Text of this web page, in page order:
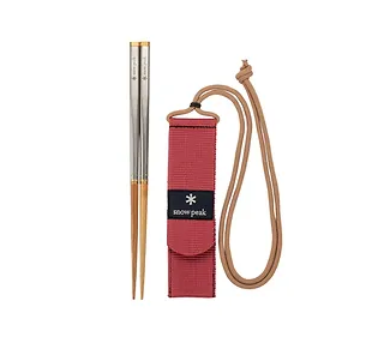
มาตรฐานของแบรนด์ ไม่ว่าจะ
เป็นการให้คำแนะนำ การดูแลสินค้า
หรือการแก้ไขปัญหาที่อาจเกิดขึ้นใน
ก่อนตัดสินใจซื้อสินค้า เราอยาก
แนะนำให้คุณสอบถามทุกครั้งว่า ร้าน
ค้าที่คุณกำลังเลือกซื้อนั้น มีการรับ
ประกันสินค้าจากตัวแทนจำหน่าย
อย่างเป็นทางการหรือไม่ เพื่อให้คุณ